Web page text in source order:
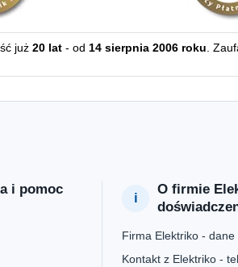
już 20 lat - od 14 sierpnia 2006 roku.
i pomoc
O firmie
Firma Elektriko -
Kontakt z Elektriko -